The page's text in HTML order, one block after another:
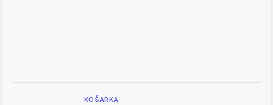
KOŠARKA